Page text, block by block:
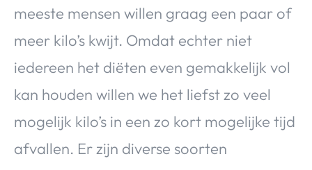
meeste mensen willen graag een paar of
meer kilo’s kwijt. Omdat echter niet
iedereen het diëten even gemakkelijk vol
kan houden willen we het liefst zo veel
mogelijk kilo’s in een zo kort mogelijke tijd
afvallen. Er zijn diverse soorten